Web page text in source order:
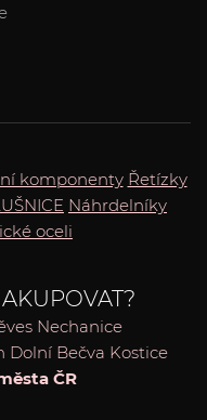
komponenty Řetízky
Náhrdelníky
oceli
Nechanice
Dolní Bečva Kostice
ČR